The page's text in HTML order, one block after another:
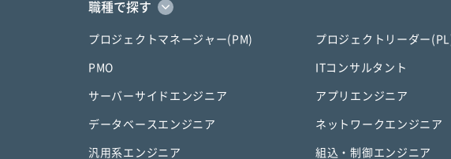
職種で探す
プロジェクトマネージャー(PM) プロジェクトリーダー
PMO ITコンサルタント
サーバーサイドエンジニア アプリエンジニア
データベースエンジニア ネットワークエンジニア
汎用系エンジニア 組込・制御エンジニア